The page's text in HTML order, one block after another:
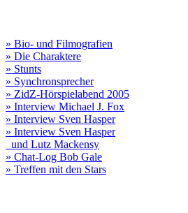
» Bio- und Filmografien
» Die Charaktere
» Stunts
» Synchronsprecher
» ZidZ-Hörspielabend 2005
» Interview Michael J. Fox
» Interview Sven Hasper
» Interview Sven Hasper
und Lutz Mackensy
» Chat-Log Bob Gale
» Treffen mit den Stars